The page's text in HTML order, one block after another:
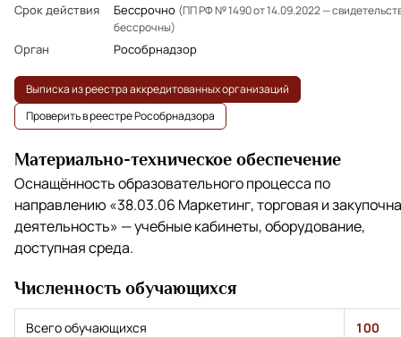
Срок действия
Бессрочно (ПП РФ № 1490 от 14.09.2022 —
бессрочны)
Орган Рособрнадзор
Выписка из реестра аккредитованных организаций
Проверить в реестре Рособрнадзора
Материально-техническое обеспечение
Оснащённость образовательного процесса по
направлению «38.03.06 Маркетинг, торговая и
деятельность» — учебные кабинеты, оборудование,
доступная среда.
Численность обучающихся
Всего обучающихся 100